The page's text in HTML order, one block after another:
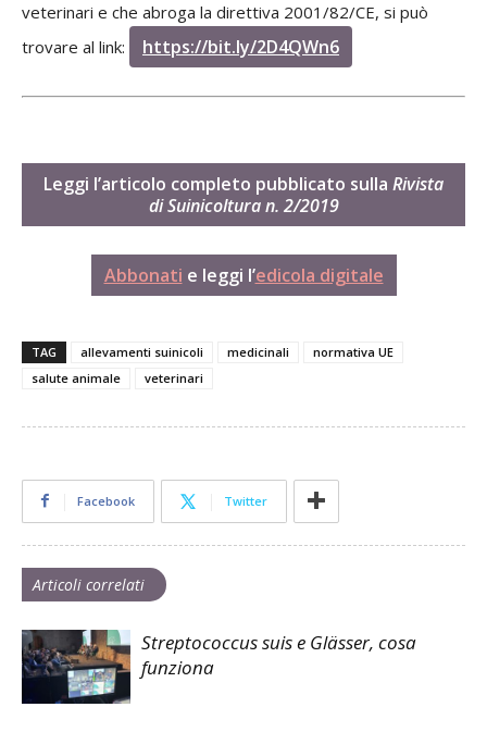
veterinari e che abroga la direttiva 2001/82/CE, si può
trovare al link:
https://bit.ly/2D4QWn6
Leggi l’articolo completo pubblicato sulla Rivista
di Suinicoltura n. 2/2019
Abbonati e leggi l’edicola digitale
TAG allevamenti suinicoli medicinali
normativa UE
salute animale
veterinari
Facebook Twitter
Articoli correlati
Streptococcus suis e Glässer, cosa
funziona